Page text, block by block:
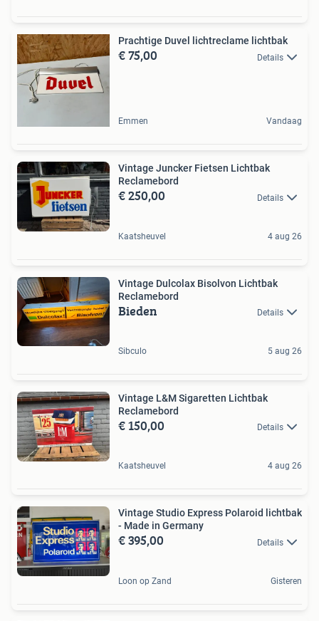
Prachtige Duvel lichtreclame lichtbak
€ 75,00 Details
Emmen Vandaag
Vintage Juncker Fietsen Lichtbak
Reclamebord
€ 250,00 Details
Kaatsheuvel 4 aug 26
Vintage Dulcolax Bisolvon Lichtbak
Reclamebord
Bieden Details
Sibculo 5 aug 26
Vintage L&M Sigaretten Lichtbak
Reclamebord
€ 150,00 Details
Kaatsheuvel 4 aug 26
Vintage Studio Express Polaroid lichtbak
- Made in Germany
€ 395,00 Details
Loon op Zand Gisteren